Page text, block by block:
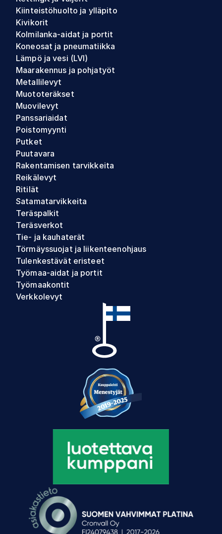
Kiinteistöhuolto ja ylläpito
Kivikorit
Kolmilanka-aidat ja portit
Koneosat ja pneumatiikka
Lämpö ja vesi (LVI)
Maarakennus ja pohjatyöt
Metallilevyt
Muototeräkset
Muovilevyt
Panssariaidat
Poistomyynti
Putket
Puutavara
Rakentamisen tarvikkeita
Reikälevyt
Ritilät
Satamatarvikkeita
Teräspalkit
Teräsverkot
Tie- ja kauhaterät
Törmäyssuojat ja liikenteenohjaus
Tulenkestävät eristeet
Työmaa-aidat ja portit
Työmaakontit
Verkkolevyt